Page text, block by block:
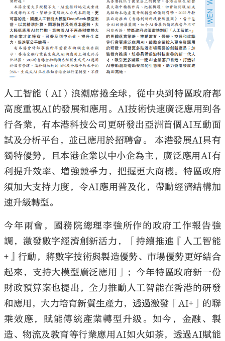
大公文匯
人工智能（AI）浪潮席捲全球，從中央到特區政府都
高度重視AI的發展和應用。AI技術快速廣泛應用到各
行各業，有本港科技公司更研發出亞洲首個AI互動面
試及分析平台，並已應用於招聘會。 本港發展AI具有
獨特優勢，且本港企業以中小企為主，廣泛應用AI有
利提升效率、增強競爭力，把握更大商機。特區政府
須加大支持力度，令AI應用普及化，帶動經濟結構加
速升級轉型。
今年兩會，國務院總理李強所作的政府工作報告強
調，激發數字經濟創新活力，「持續推進『人工智能
+』行動，將數字技術與製造優勢、市場優勢更好結合
起來，支持大模型廣泛應用」；今年特區政府新一份
財政預算案也提出，全力推動人工智能在香港的研發
和應用，大力培育新質生產力，透過激發「AI+」的聯
乘效應，賦能傳統產業轉型升級。如今，金融、製
造、物流及教育等行業應用AI如火如荼，透過AI賦能